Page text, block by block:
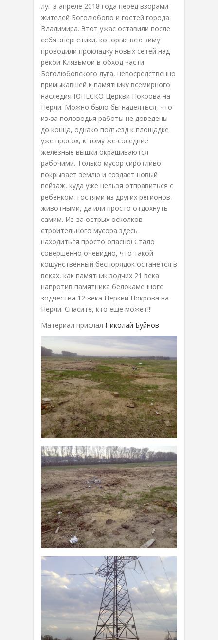
луг в апреле 2018 года перед взорами
жителей Боголюбово и гостей города
Владимира. Этот ужас оставили после
себя энергетики, которые всю зиму
проводили прокладку новых сетей над
рекой Клязьмой в обход части
Боголюбовского луга, непосредственно
примыкавшей к памятнику всемирного
наследия ЮНЕСКО Церкви Покрова на
Нерли. Можно было бы надеяться, что
из-за половодья работы не доведены
до конца, однако подъезд к площадке
уже просох, к тому же соседние
железные вышки окрашиваются
рабочими. Только мусор сиротливо
покрывает землю и создает новый
пейзаж, куда уже нельзя отправиться с
ребенком, гостями из других регионов,
животными, да или просто отдохнуть
самим. Из-за острых осколков
строительного мусора здесь
находиться просто опасно! Стало
совершенно очевидно, что такой
кощунственный беспорядок останется в
веках, как памятник зодчих 21 века
напротив памятника белокаменного
зодчества 12 века Церкви Покрова на
Нерли. Спасите, кто еще может!!!
Материал прислал Николай Буйнов